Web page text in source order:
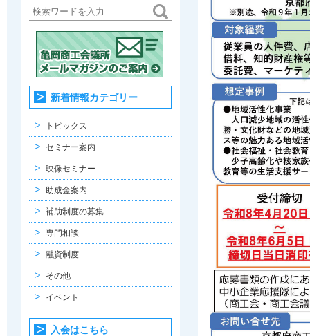
新着情報カテゴリー
トピックス
セミナー案内
映像セミナー
助成金案内
補助制度の募集
専門相談
融資制度
その他
イベント
入会はこちら